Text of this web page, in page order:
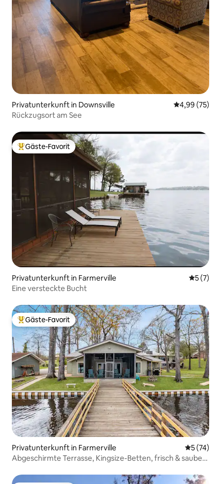
Privatunterkunft in Downsville
4,99 (75)
Rückzugsort am See
Beliebter Gäste-Favorit.
Gäste-Favorit
Privatunterkunft in Farmerville
5 (7)
Eine versteckte Bucht
Beliebter Gäste-Favorit.
Gäste-Favorit
Privatunterkunft in Farmerville
5 (74)
Abgeschirmte Terrasse, Kingsize-Betten, frisch & sauber,